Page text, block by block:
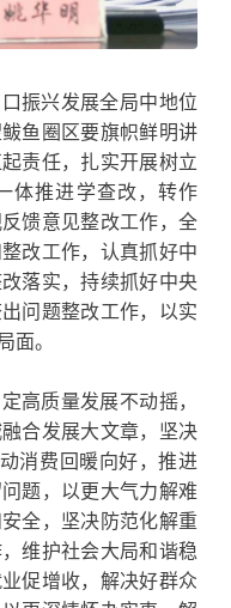
振兴发展全局中地位
鱼圈区要旗帜鲜明讲
责任，扎实开展树立
体推进学查改，转作
馈意见整改工作，全
改工作，认真抓好中
落实，持续抓好中央
问题整改工作，以实
面。
高质量发展不动摇，
合发展大文章，坚决
消费回暖向好，推进
题，以更大气力解难
全，坚决防范化解重
维护社会大局和谐稳
促增收，解决好群众